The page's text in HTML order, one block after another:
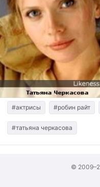
Кандидаты
Случайное
Создать сходство
Для публикации
Поиск
#актрисы #робин райт
#татьяна черкасова
©